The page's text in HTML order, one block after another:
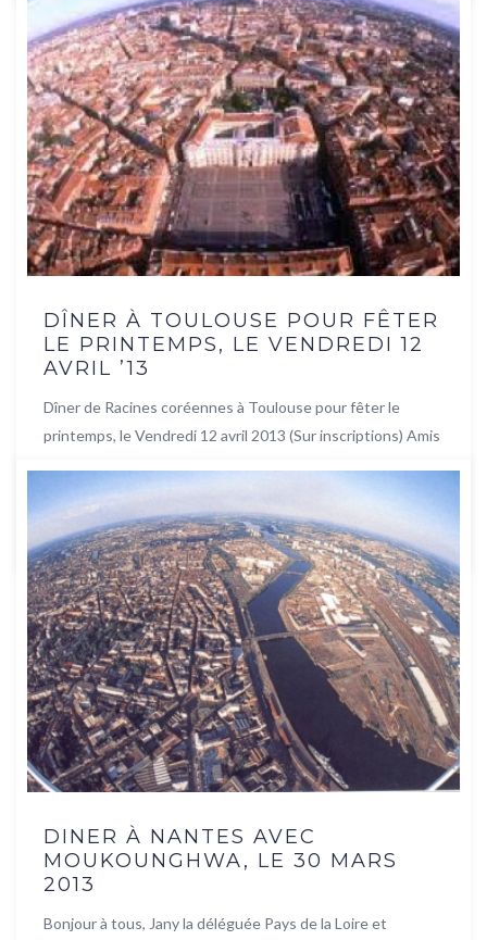
DÎNER À TOULOUSE POUR FÊTER
LE PRINTEMPS, LE VENDREDI 12
AVRIL ’13
Dîner de Racines coréennes à Toulouse pour fêter le
printemps, le Vendredi 12 avril 2013 (Sur inscriptions) Amis
Lire la suite
DINER À NANTES AVEC
MOUKOUNGHWA, LE 30 MARS
2013
Bonjour à tous, Jany la déléguée Pays de la Loire et